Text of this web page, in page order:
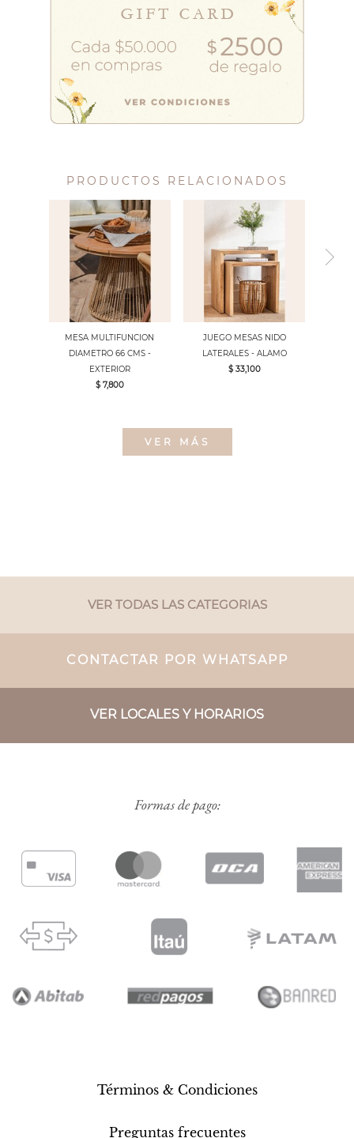
PRODUCTOS RELACIONADOS
MESA MULTIFUNCION
DIAMETRO 66 CMS -
EXTERIOR
$ 7,800
JUEGO MESAS NIDO
LATERALES - ALAMO
$ 33,100
VER MÁS
VER TODAS LAS CATEGORIAS
CONTACTAR POR WHATSAPP
VER LOCALES Y HORARIOS
Formas de pago:
Términos & Condiciones
Preguntas frecuentes